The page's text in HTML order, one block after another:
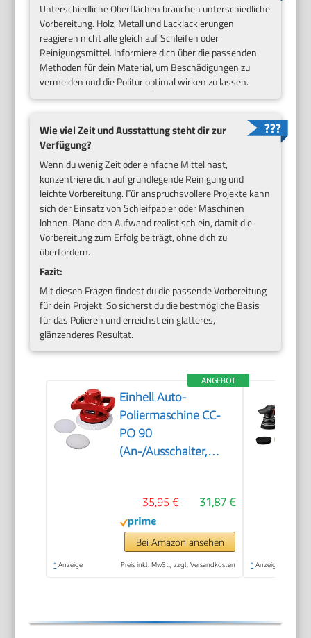
Unterschiedliche Oberflächen brauchen unterschiedliche
Vorbereitung. Holz, Metall und Lacklackierungen
reagieren nicht alle gleich auf Schleifen oder
Reinigungsmittel. Informiere dich über die passenden
Methoden für dein Material, um Beschädigungen zu
vermeiden und die Politur optimal wirken zu lassen.
Wie viel Zeit und Ausstattung steht dir zur
Verfügung?
Wenn du wenig Zeit oder einfache Mittel hast,
konzentriere dich auf grundlegende Reinigung und
leichte Vorbereitung. Für anspruchsvollere Projekte kann
sich der Einsatz von Schleifpapier oder Maschinen
lohnen. Plane den Aufwand realistisch ein, damit die
Vorbereitung zum Erfolg beiträgt, ohne dich zu
überfordern.
Fazit:
Mit diesen Fragen findest du die passende Vorbereitung
für dein Projekt. So sicherst du die bestmögliche Basis
für das Polieren und erreichst ein glatteres,
glänzenderes Resultat.
ANGEBOT
Einhell Auto-
Poliermaschine CC-
PO 90
(An-/Ausschalter,
und Synthetik-
Polierhaube inklusive)
31,87 €
35,95 €
Bei Amazon ansehen
* Anzeige Preis inkl. MwSt., zzgl. Versandkosten * Anzeige